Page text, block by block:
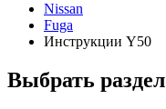
Nissan
Fuga
Инструкции Y50
Выбрать раздел